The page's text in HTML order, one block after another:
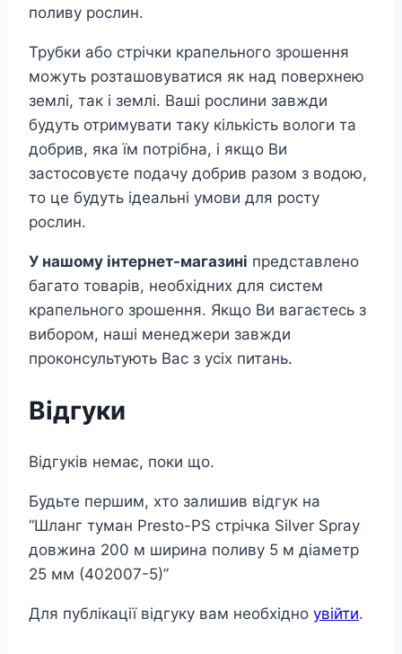
поливу рослин.
Трубки або стрічки крапельного зрошення
можуть розташовуватися як над поверхнею
землі, так і землі. Ваші рослини завжди
будуть отримувати таку кількість вологи та
добрив, яка їм потрібна, і якщо Ви
застосовуєте подачу добрив разом з водою,
то це будуть ідеальні умови для росту
рослин.
У нашому інтернет-магазині представлено
багато товарів, необхідних для систем
крапельного зрошення. Якщо Ви вагаєтесь з
вибором, наші менеджери завжди
проконсультують Вас з усіх питань.
Відгуки
Відгуків немає, поки що.
Будьте першим, хто залишив відгук на
“Шланг туман Presto-PS стрічка Silver Spray
довжина 200 м ширина поливу 5 м діаметр
25 мм (402007-5)”
Для публікації відгуку вам необхідно увійти.